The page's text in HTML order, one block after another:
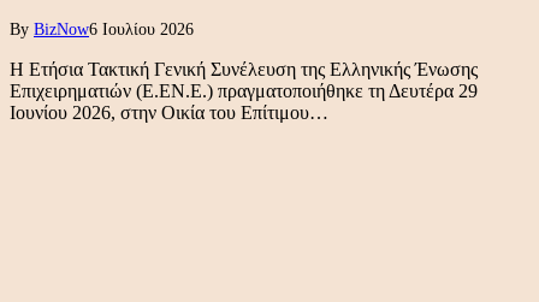
By BizNow6 Ιουλίου 2026
Η Ετήσια Τακτική Γενική Συνέλευση της Ελληνικής Ένωσης
Επιχειρηματιών (Ε.ΕΝ.Ε.) πραγματοποιήθηκε τη Δευτέρα 29
Ιουνίου 2026, στην Οικία του Επίτιμου…